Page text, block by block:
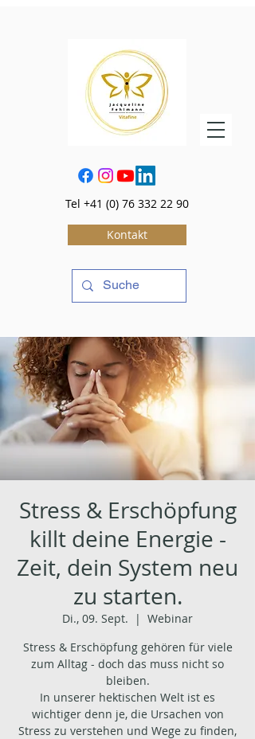
Tel +41 (0) 76 332 22 90
Kontakt
Stress & Erschöpfung
killt deine Energie -
Zeit, dein System neu
zu starten.
Di., 09. Sept.
  |
Webinar
Stress & Erschöpfung gehören für viele
zum Alltag - doch das muss nicht so
bleiben.
In unserer hektischen Welt ist es
wichtiger denn je, die Ursachen von
Stress zu verstehen und Wege zu finden,